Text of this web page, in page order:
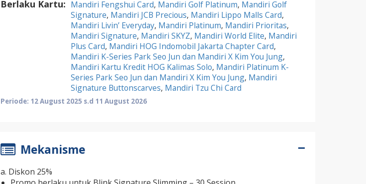
Berlaku Kartu: Mandiri Fengshui Card, Mandiri Golf Platinum, Mandiri Golf
Signature, Mandiri JCB Precious, Mandiri Lippo Malls Card,
Mandiri Livin’ Everyday, Mandiri Platinum, Mandiri Prioritas,
Mandiri Signature, Mandiri SKYZ, Mandiri World Elite, Mandiri
Plus Card, Mandiri HOG Indomobil Jakarta Chapter Card,
Mandiri K-Series Park Seo Jun dan Mandiri X Kim You Jung,
Mandiri Kartu Kredit HOG Kalimas Solo, Mandiri Platinum K-
Series Park Seo Jun dan Mandiri X Kim You Jung, Mandiri
Signature Buttonscarves, Mandiri Tzu Chi Card
Periode: 12 August 2025 s.d 11 August 2026
Mekanisme
a. Diskon 25%